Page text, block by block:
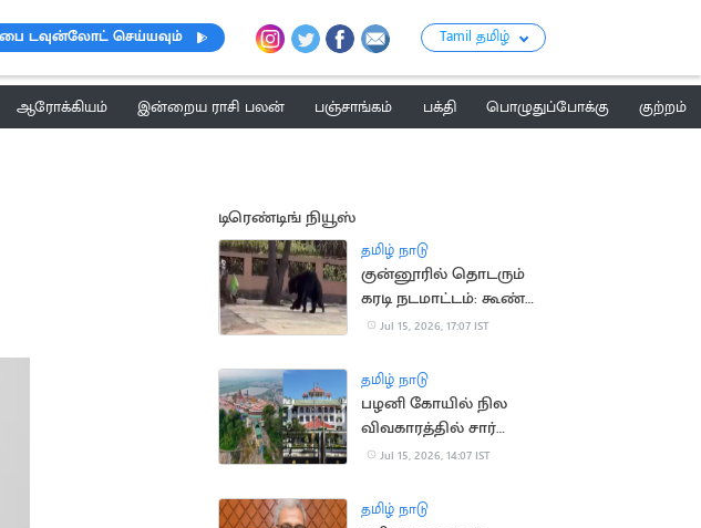
டவுன்லோட் செய்யவும் Tamil தமிழ்
ஆரோக்கியம் இன்றைய ராசி பலன் பஞ்சாங்கம் பக்தி பொழுதுப்போக்கு
குற்றம்
டிரெண்டிங் நியூஸ்
தமிழ் நாடு
குன்னூரில் தொடரும்
கரடி நடமாட்டம்: கூண்டு
வைக்க பொதுமக்கள்
Jul 15, 2026, 17:07 IST
தமிழ் நாடு
பழனி கோயில் நில
விவகாரத்தில் சார்
பதிவாளர் கைதுக்கு
Jul 15, 2026, 14:07 IST
தமிழ் நாடு